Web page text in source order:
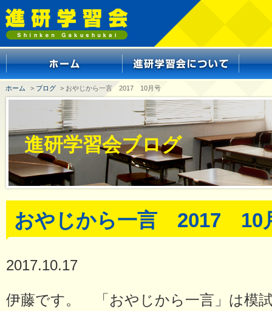
ホーム > ブログ > おやじから一言 2017 10月号
進研学習会ブログ
おやじから一言 2017 10
2017.10.17
伊藤です。 「おやじから一言」は模